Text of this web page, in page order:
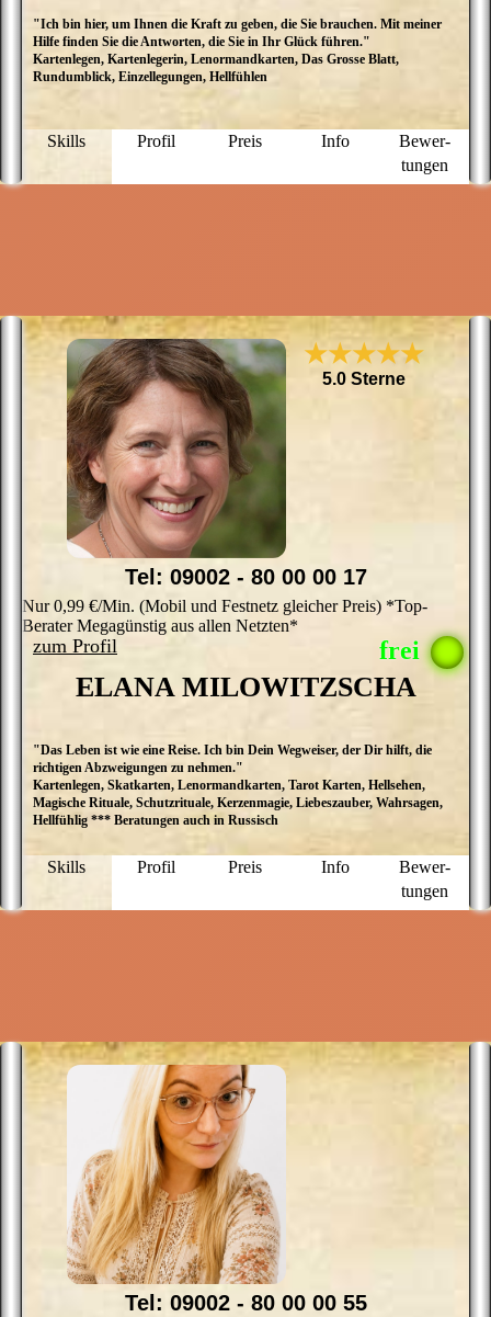
"Ich bin hier, um Ihnen die Kraft zu geben, die Sie brauchen. Mit meiner
Hilfe finden Sie die Antworten, die Sie in Ihr Glück führen."
Kartenlegen, Kartenlegerin, Lenormandkarten, Das Grosse Blatt,
Rundumblick, Einzellegungen, Hellfühlen
Skills Profil Preis Info
Bewer­
tungen
★★★★★
5.0 Sterne
ELANA MILOWITZSCHA
"Das Leben ist wie eine Reise. Ich bin Dein Wegweiser, der Dir hilft, die
richtigen Abzweigungen zu nehmen."
Kartenlegen, Skatkarten, Lenormandkarten, Tarot Karten, Hellsehen,
Magische Rituale, Schutzrituale, Kerzenmagie, Liebeszauber, Wahrsagen,
Hellfühlig *** Beratungen auch in Russisch
Skills Profil Preis Info
Bewer­
tungen
Tel: 09002 - 80 00 00 17
Nur 0,99 €/Min. (Mobil und Festnetz gleicher Preis) *Top-
Berater Megagünstig aus allen Netzten*
zum Profil
Tel: 09002 - 80 00 00 55